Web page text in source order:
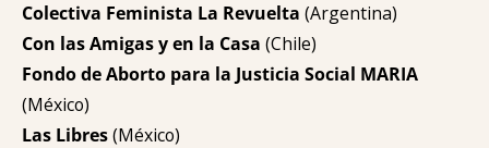
Colectiva Feminista La Revuelta (Argentina)
Con las Amigas y en la Casa (Chile)
Fondo de Aborto para la Justicia Social MARIA
(México)
Las Libres(México)